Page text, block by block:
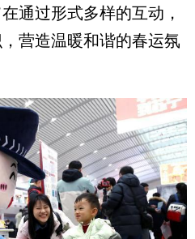
通过形式多样的互动，
营造温暖和谐的春运氛